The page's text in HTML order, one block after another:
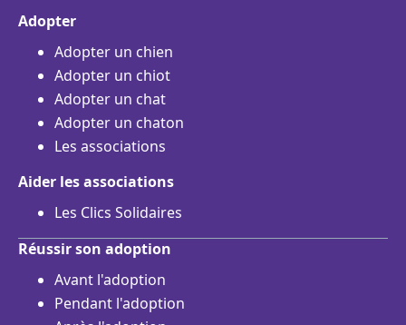
Adopter
Adopter un chien
Adopter un chiot
Adopter un chat
Adopter un chaton
Les associations
Aider les associations
Les Clics Solidaires
Réussir son adoption
Avant l'adoption
Pendant l'adoption